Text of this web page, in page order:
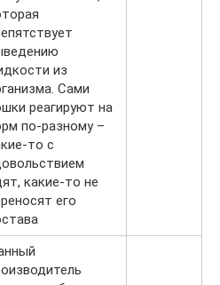
из
Сами
реагируют на
по-разному –
то с
какие-то не
его